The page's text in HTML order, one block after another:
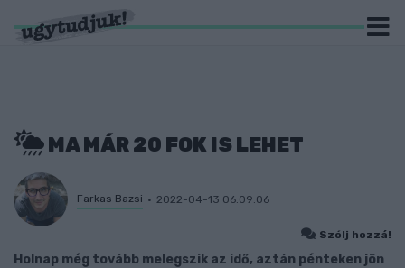
MA MÁR 20 FOK IS LEHET
Farkas Bazsi 2022-04-13 06:09:06
Szólj hozzá!
Holnap még tovább melegszik az idő, aztán pénteken jön